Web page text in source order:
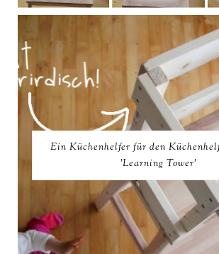
Ein Küchenhelfer für den
'Learning Tower'